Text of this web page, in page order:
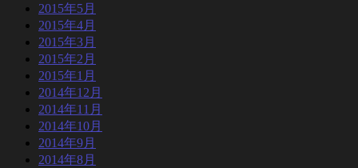
2015年5月
2015年4月
2015年3月
2015年2月
2015年1月
2014年12月
2014年11月
2014年10月
2014年9月
2014年8月